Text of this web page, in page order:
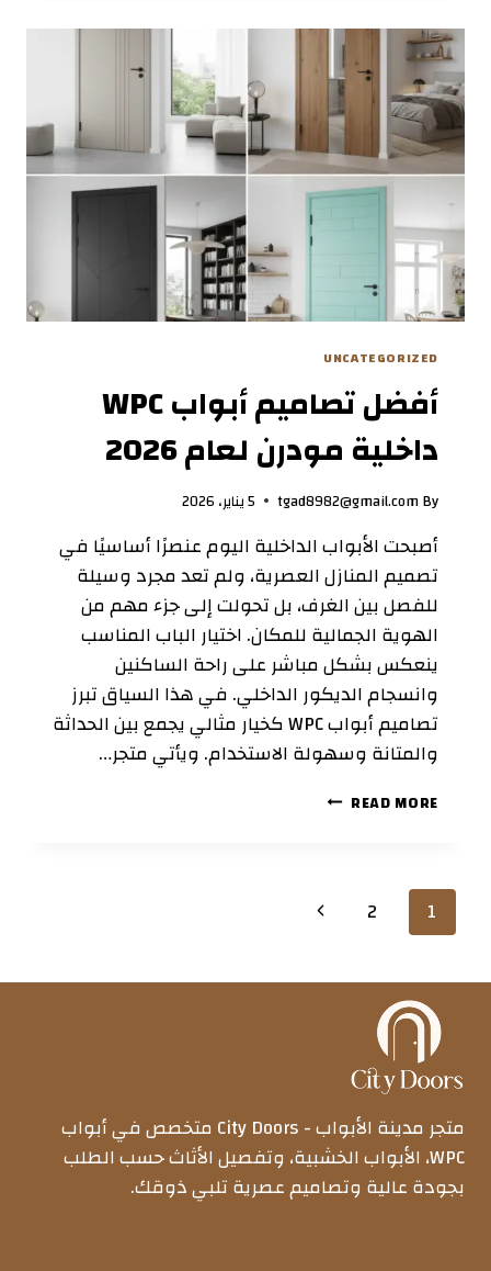
تحافظ
لسنوات
طويلة؟
UNCATEGORIZED
أفضل تصاميم أبواب WPC
داخلية مودرن لعام 2026
By
tgad8982@gmail.com 5 يناير، 2026
أصبحت الأبواب الداخلية اليوم عنصرًا أساسيًا في
تصميم المنازل العصرية، ولم تعد مجرد وسيلة
للفصل بين الغرف، بل تحولت إلى جزء مهم من
الهوية الجمالية للمكان. اختيار الباب المناسب
ينعكس بشكل مباشر على راحة الساكنين
وانسجام الديكور الداخلي. في هذا السياق تبرز
تصاميم أبواب WPC كخيار مثالي يجمع بين الحداثة
والمتانة وسهولة الاستخدام. ويأتي متجر…
READ MORE أفضل
مودرن
Page
1
2
Next
متجر مدينة الأبواب - City Doors متخصص في أبواب
WPC، الأبواب الخشبية، وتفصيل الأثاث حسب الطلب
بجودة عالية وتصاميم عصرية تلبي ذوقك.